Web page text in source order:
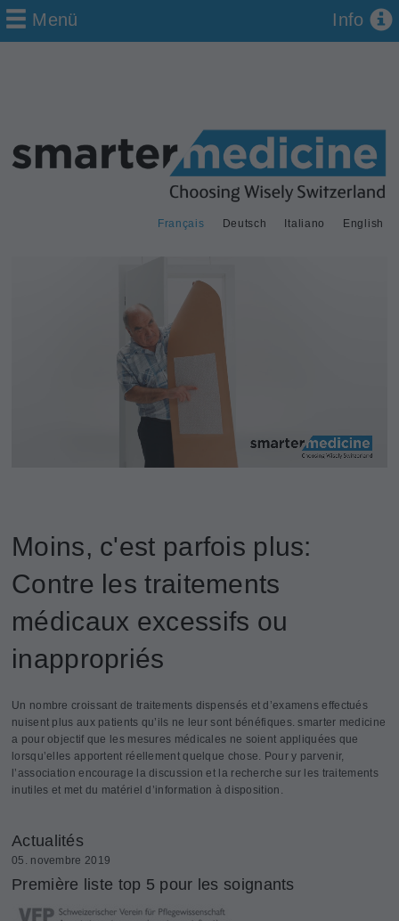
Deutsch
Français Italiano English
Menü Info
Moins, c'est parfois plus:
Contre les traitements
médicaux excessifs ou
inappropriés
Un nombre croissant de traitements dispensés et d’examens effectués
nuisent plus aux patients qu’ils ne leur sont bénéfiques. smarter medicine
a pour objectif que les mesures médicales ne soient appliquées que
lorsqu’elles apportent réellement quelque chose. Pour y parvenir,
l’association encourage la discussion et la recherche sur les traitements
inutiles et met du matériel d’information à disposition.
Actualités
05. novembre 2019
Première liste top 5 pour les soignants